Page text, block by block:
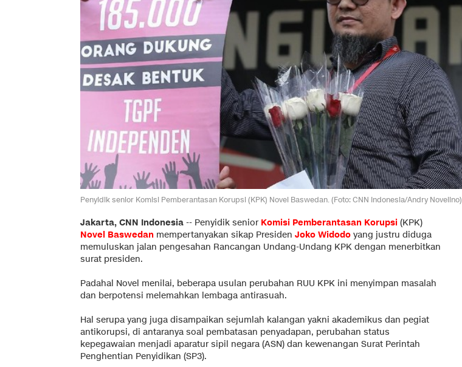
Penyidik senior Komisi Pemberantasan Korupsi (KPK) Novel Baswedan. (Foto: CNN Indonesia/Andry Novelino)
Jakarta, CNN Indonesia -- Penyidik senior Komisi Pemberantasan Korupsi (KPK)
Novel Baswedan mempertanyakan sikap Presiden Joko Widodo yang justru diduga
memuluskan jalan pengesahan Rancangan Undang-Undang KPK dengan menerbitkan
surat presiden.
Padahal Novel menilai, beberapa usulan perubahan RUU KPK ini menyimpan masalah
dan berpotensi melemahkan lembaga antirasuah.
Hal serupa yang juga disampaikan sejumlah kalangan yakni akademikus dan pegiat
antikorupsi, di antaranya soal pembatasan penyadapan, perubahan status
kepegawaian menjadi aparatur sipil negara (ASN) dan kewenangan Surat Perintah
Penghentian Penyidikan (SP3).